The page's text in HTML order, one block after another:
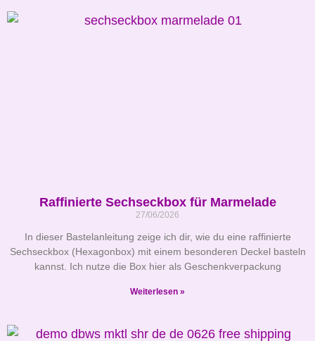
Raffinierte Sechseckbox für Marmelade
27/06/2026
In dieser Bastelanleitung zeige ich dir, wie du eine raffinierte
Sechseckbox (Hexagonbox) mit einem besonderen Deckel basteln
kannst. Ich nutze die Box hier als Geschenkverpackung
Weiterlesen »